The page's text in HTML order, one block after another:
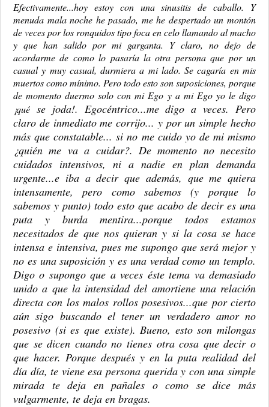
Efectivamente...hoy estoy con una sinusitis de caballo. Y
menuda mala noche he pasado, me he despertado un montón
de veces por los ronquidos tipo foca en celo llamando al macho
y que han salido por mi garganta. Y claro, no dejo de
acordarme de como lo pasaría la otra persona que por un
casual y muy casual, durmiera a mi lado. Se cagaría en mis
muertos como mínimo. Pero todo esto son suposiciones, porque
de momento duermo solo con mi Ego y a mi Ego yo le digo
¡qué se joda!. Egocéntrico...me digo a veces. Pero
claro de inmediato me corrijo... y por un simple hecho
más que constatable... si no me cuido yo de mi mismo
¿quién me va a cuidar?. De momento no necesito
cuidados intensivos, ni a nadie en plan demanda
urgente...e iba a decir que además, que me quiera
intensamente, pero como sabemos (y porque lo
sabemos y punto) todo esto que acabo de decir es una
puta y burda mentira...porque todos estamos
necesitados de que nos quieran y si la cosa se hace
intensa e intensiva, pues me supongo que será mejor y
no es una suposición y es una verdad como un templo.
Digo o supongo que a veces éste tema va demasiado
unido a que la intensidad del amortiene una relación
directa con los malos rollos posesivos...que por cierto
aún sigo buscando el tener un verdadero amor no
posesivo (si es que existe). Bueno, esto son milongas
que se dicen cuando no tienes otra cosa que decir o
que hacer. Porque después y en la puta realidad del
día día, te viene esa persona querida y con una simple
mirada te deja en pañales o como se dice más
vulgarmente, te deja en bragas.